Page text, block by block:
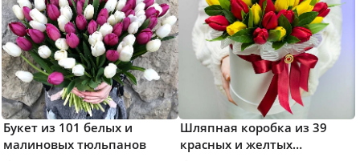
Букет из 101 белых и
малиновых тюльпанов
Шляпная коробка из 39
красных и желтых